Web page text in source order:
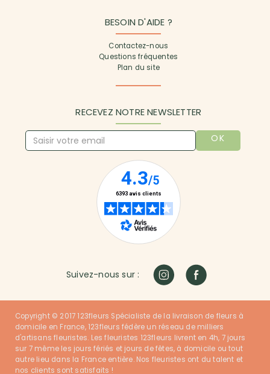
BESOIN D'AIDE ?
Contactez-nous
Questions fréquentes
Plan du site
RECEVEZ NOTRE NEWSLETTER
OK
Suivez-nous sur :
Copyright © 2017 123fleurs Spécialiste de la livraison de fleurs à
domicile en France, 123fleurs fédère un réseau de milliers
d'artisans fleuristes. Les fleuristes 123fleurs livrent en 4h, 7 jours
sur 7 même les jours fériés et jours de fêtes, à domicile ou tout
autre lieu dans la France entière. Nos fleuristes ont du talent et
nos clients sont satisfaits !